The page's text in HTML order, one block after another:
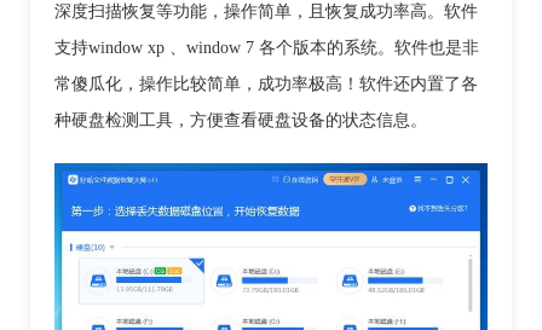
深度扫描恢复等功能，操作简单，且恢复成功率高。软件
支持window xp 、window 7 各个版本的系统。软件也是非
常傻瓜化，操作比较简单，成功率极高！ 软件还内置了各
种硬盘检测工具，方便查看硬盘设备的状态信息。